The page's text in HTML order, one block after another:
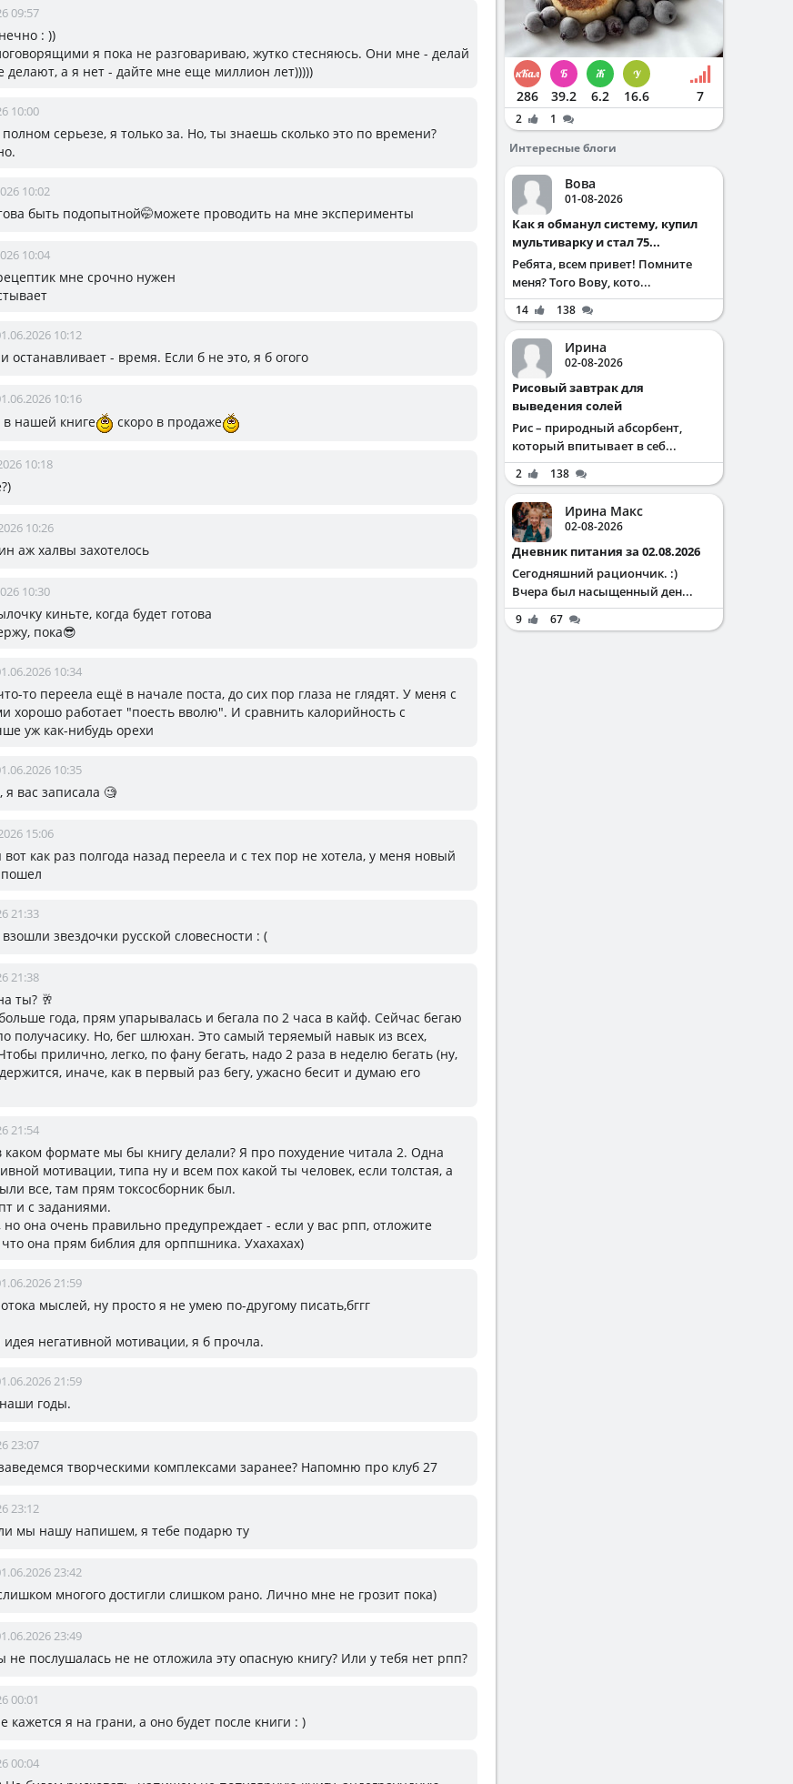
09:57
: ))
я пока не разговариваю, жутко стесняюсь. Они мне - делай
делают, а я нет - дайте мне еще миллион лет)))))
10:00
серьезе, я только за. Но, ты знаешь сколько это по времени?
10:02
быть подопытной🤭можете проводить на мне эксперименты
10:04
мне срочно нужен
10:12
останавливает - время. Если б не это, я б огого
10:16
в нашей книге скоро в продаже
10:18
10:26
аж халвы захотелось
10:30
киньте, когда будет готова
пока😎
10:34
то переела ещё в начале поста, до сих пор глаза не глядят. У меня с
хорошо работает "поесть вволю". И сравнить калорийность с
уж как-нибудь орехи
10:35
я вас записала 🧐
15:06
вот как раз полгода назад переела и с тех пор не хотела, у меня новый
21:33
звездочки русской словесности : (
21:38
ты? 🥂
года, прям упарывалась и бегала по 2 часа в кайф. Сейчас бегаю
получасику. Но, бег шлюхан. Это самый теряемый навык из всех,
прилично, легко, по фану бегать, надо 2 раза в неделю бегать (ну,
иначе, как в первый раз бегу, ужасно бесит и думаю его
21:54
каком формате мы бы книгу делали? Я про похудение читала 2. Одна
мотивации, типа ну и всем пох какой ты человек, если толстая, а
все, там прям токсосборник был.
и с заданиями.
она очень правильно предупреждает - если у вас рпп, отложите
что она прям библия для орппшника. Ухахахах)
21:59
мыслей, ну просто я не умею по-другому писать,бггг
негативной мотивации, я б прочла.
21:59
годы.
23:07
творческими комплексами заранее? Напомню про клуб 27
23:12
мы нашу напишем, я тебе подарю ту
23:42
многого достигли слишком рано. Лично мне не грозит пока)
23:49
не послушалась не не отложила эту опасную книгу? Или у тебя нет рпп?
00:01
кажется я на грани, а оно будет после книги : )
00:04
286 39.2 6.2 16.6 7
2
1
Интересные блоги
Вова
01-08-2026
Как я обманул систему, купил
мультиварку и стал 75...
Ребята, всем привет! Помните
меня? Того Вову, кото...
14 138
Ирина
02-08-2026
Рисовый завтрак для
выведения солей
Рис – природный абсорбент,
который впитывает в себ...
2 138
Ирина Макс
02-08-2026
Дневник питания за 02.08.2026
Сегодняшний рациончик. :)
Вчера был насыщенный ден...
9 67